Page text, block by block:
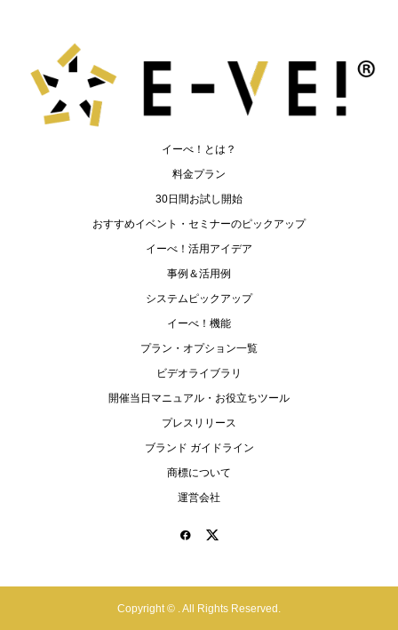
イーべ！とは？
料金プラン
30日間お試し開始
おすすめイベント・セミナーのピックアップ
イーべ！活用アイデア
事例＆活用例
システムピックアップ
イーべ！機能
プラン・オプション一覧
ビデオライブラリ
開催当日マニュアル・お役立ちツール
プレスリリース
ブランド ガイドライン
商標について
運営会社
Copyright © . All Rights Reserved.